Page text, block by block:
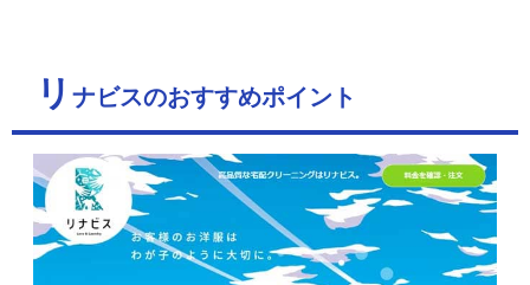
リ ナビスのおすすめポイント